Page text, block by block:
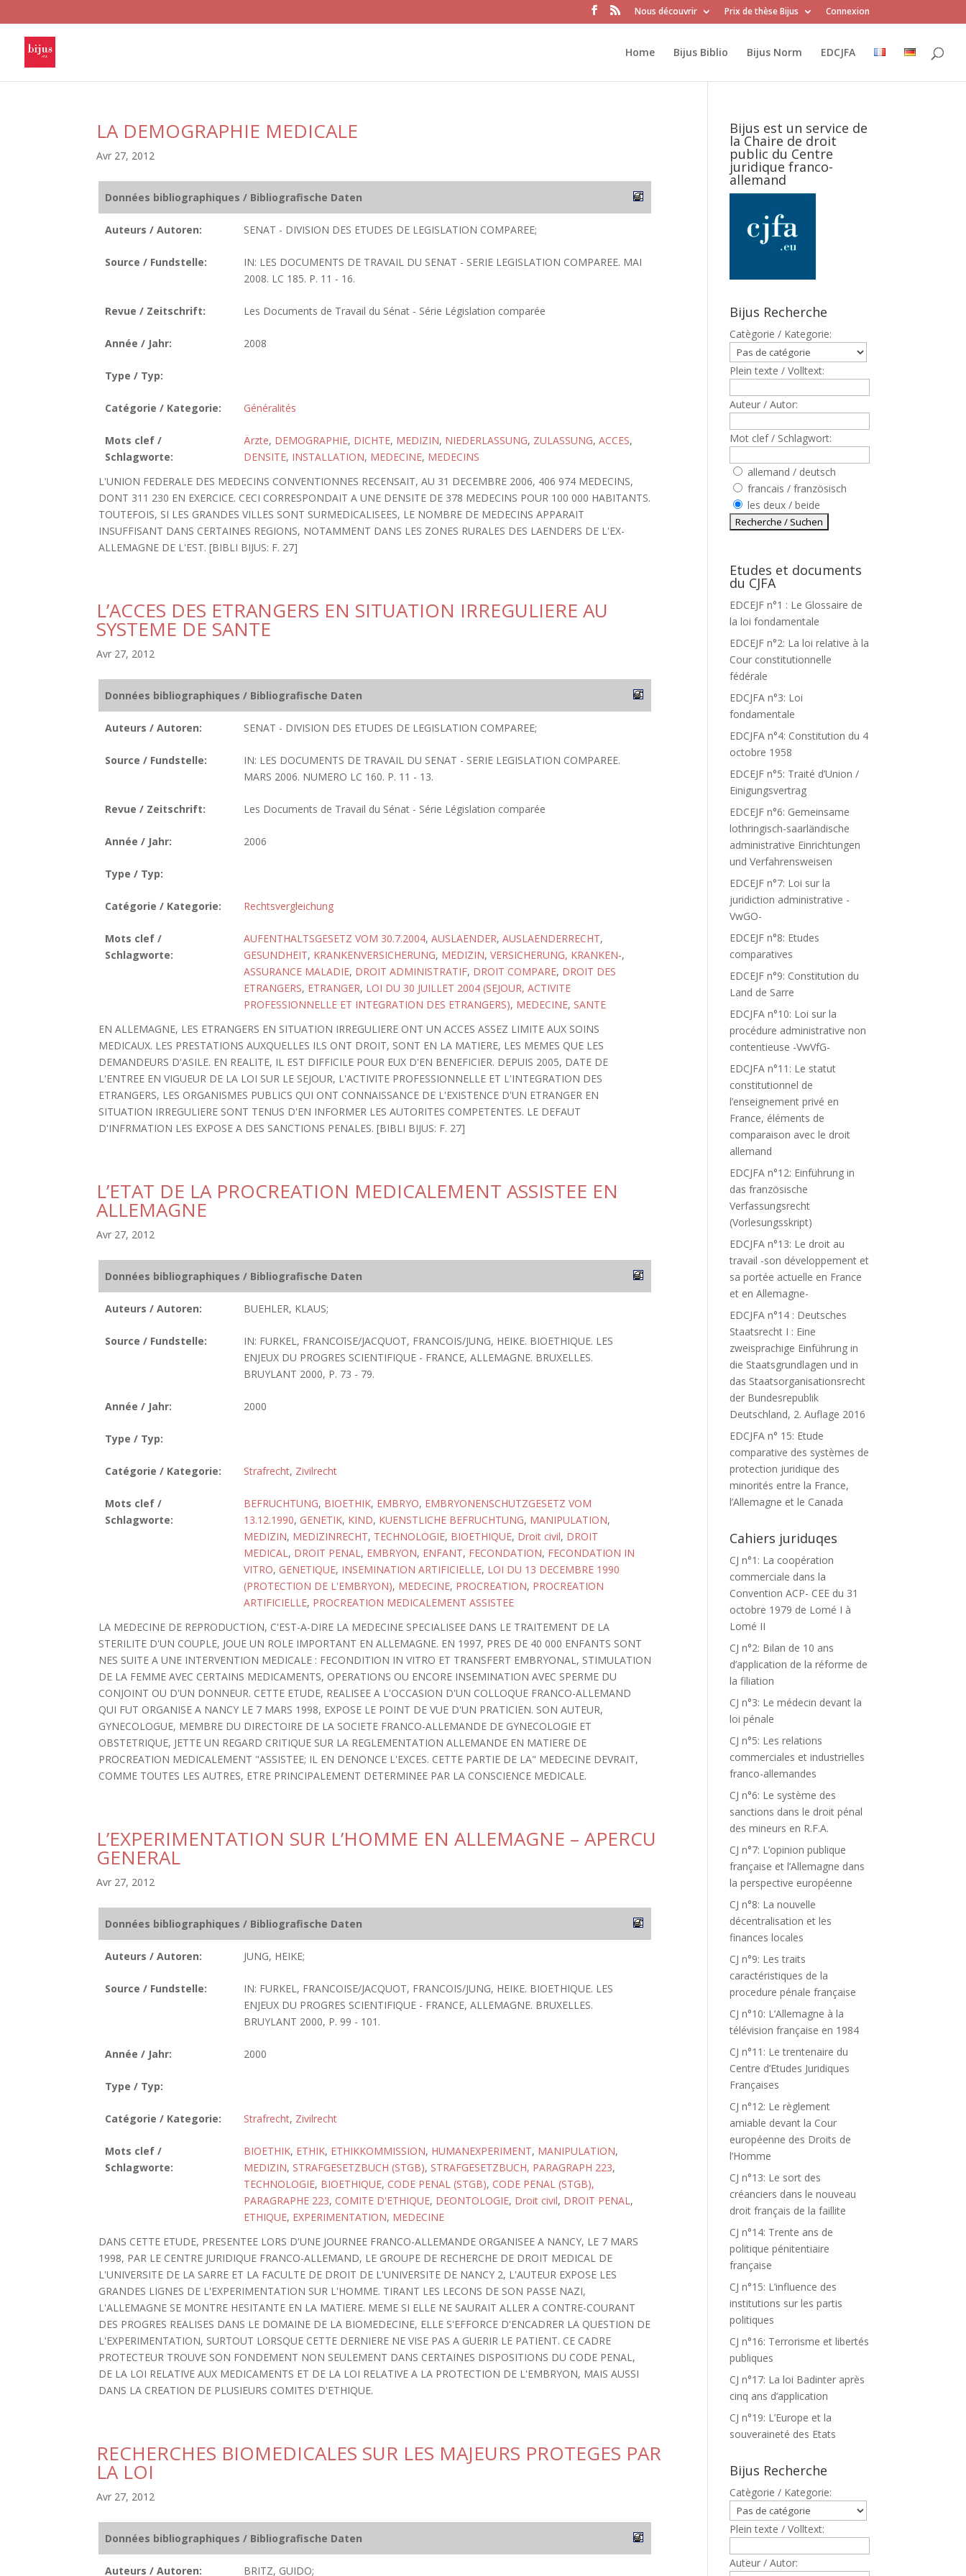
Nous découvrir Prix de thèse Bijus Connexion
Home Bijus Biblio Bijus Norm EDCJFA
LA DEMOGRAPHIE MEDICALE
Avr 27, 2012
Données bibliographiques / Bibliografische Daten
Auteurs / Autoren: SENAT - DIVISION DES ETUDES DE LEGISLATION COMPAREE;
Source / Fundstelle:
IN: LES DOCUMENTS DE TRAVAIL DU SENAT - SERIE LEGISLATION COMPAREE. MAI
2008. LC 185. P. 11 - 16.
Revue / Zeitschrift: Les Documents de Travail du Sénat - Série Législation comparée
Année / Jahr: 2008
Type / Typ:
Catégorie / Kategorie: Généralités
Mots clef /
Schlagworte:
Ärzte, DEMOGRAPHIE, DICHTE, MEDIZIN, NIEDERLASSUNG, ZULASSUNG, ACCES,
DENSITE, INSTALLATION, MEDECINE, MEDECINS
L'UNION FEDERALE DES MEDECINS CONVENTIONNES RECENSAIT, AU 31 DECEMBRE 2006, 406 974 MEDECINS,
DONT 311 230 EN EXERCICE. CECI CORRESPONDAIT A UNE DENSITE DE 378 MEDECINS POUR 100 000 HABITANTS.
TOUTEFOIS, SI LES GRANDES VILLES SONT SURMEDICALISEES, LE NOMBRE DE MEDECINS APPARAIT
INSUFFISANT DANS CERTAINES REGIONS, NOTAMMENT DANS LES ZONES RURALES DES LAENDERS DE L'EX-
ALLEMAGNE DE L'EST. [BIBLI BIJUS: F. 27]
L’ACCES DES ETRANGERS EN SITUATION IRREGULIERE AU
SYSTEME DE SANTE
Avr 27, 2012
Données bibliographiques / Bibliografische Daten
Auteurs / Autoren: SENAT - DIVISION DES ETUDES DE LEGISLATION COMPAREE;
Source / Fundstelle:
IN: LES DOCUMENTS DE TRAVAIL DU SENAT - SERIE LEGISLATION COMPAREE.
MARS 2006. NUMERO LC 160. P. 11 - 13.
Revue / Zeitschrift: Les Documents de Travail du Sénat - Série Législation comparée
Année / Jahr: 2006
Type / Typ:
Catégorie / Kategorie: Rechtsvergleichung
Mots clef /
Schlagworte:
AUFENTHALTSGESETZ VOM 30.7.2004, AUSLAENDER, AUSLAENDERRECHT,
GESUNDHEIT, KRANKENVERSICHERUNG, MEDIZIN, VERSICHERUNG, KRANKEN-,
ASSURANCE MALADIE, DROIT ADMINISTRATIF, DROIT COMPARE, DROIT DES
ETRANGERS, ETRANGER, LOI DU 30 JUILLET 2004 (SEJOUR, ACTIVITE
PROFESSIONNELLE ET INTEGRATION DES ETRANGERS), MEDECINE, SANTE
EN ALLEMAGNE, LES ETRANGERS EN SITUATION IRREGULIERE ONT UN ACCES ASSEZ LIMITE AUX SOINS
MEDICAUX. LES PRESTATIONS AUXQUELLES ILS ONT DROIT, SONT EN LA MATIERE, LES MEMES QUE LES
DEMANDEURS D'ASILE. EN REALITE, IL EST DIFFICILE POUR EUX D'EN BENEFICIER. DEPUIS 2005, DATE DE
L'ENTREE EN VIGUEUR DE LA LOI SUR LE SEJOUR, L'ACTIVITE PROFESSIONNELLE ET L'INTEGRATION DES
ETRANGERS, LES ORGANISMES PUBLICS QUI ONT CONNAISSANCE DE L'EXISTENCE D'UN ETRANGER EN
SITUATION IRREGULIERE SONT TENUS D'EN INFORMER LES AUTORITES COMPETENTES. LE DEFAUT
D'INFRMATION LES EXPOSE A DES SANCTIONS PENALES. [BIBLI BIJUS: F. 27]
L’ETAT DE LA PROCREATION MEDICALEMENT ASSISTEE EN
ALLEMAGNE
Avr 27, 2012
Données bibliographiques / Bibliografische Daten
Auteurs / Autoren: BUEHLER, KLAUS;
Source / Fundstelle:
IN: FURKEL, FRANCOISE/JACQUOT, FRANCOIS/JUNG, HEIKE. BIOETHIQUE. LES
ENJEUX DU PROGRES SCIENTIFIQUE - FRANCE, ALLEMAGNE. BRUXELLES.
BRUYLANT 2000, P. 73 - 79.
Année / Jahr: 2000
Type / Typ:
Catégorie / Kategorie: Strafrecht, Zivilrecht
Mots clef /
Schlagworte:
BEFRUCHTUNG, BIOETHIK, EMBRYO, EMBRYONENSCHUTZGESETZ VOM
13.12.1990, GENETIK, KIND, KUENSTLICHE BEFRUCHTUNG, MANIPULATION,
MEDIZIN, MEDIZINRECHT, TECHNOLOGIE, BIOETHIQUE, Droit civil, DROIT
MEDICAL, DROIT PENAL, EMBRYON, ENFANT, FECONDATION, FECONDATION IN
VITRO, GENETIQUE, INSEMINATION ARTIFICIELLE, LOI DU 13 DECEMBRE 1990
(PROTECTION DE L'EMBRYON), MEDECINE, PROCREATION, PROCREATION
ARTIFICIELLE, PROCREATION MEDICALEMENT ASSISTEE
LA MEDECINE DE REPRODUCTION, C'EST-A-DIRE LA MEDECINE SPECIALISEE DANS LE TRAITEMENT DE LA
STERILITE D'UN COUPLE, JOUE UN ROLE IMPORTANT EN ALLEMAGNE. EN 1997, PRES DE 40 000 ENFANTS SONT
NES SUITE A UNE INTERVENTION MEDICALE : FECONDITION IN VITRO ET TRANSFERT EMBRYONAL, STIMULATION
DE LA FEMME AVEC CERTAINS MEDICAMENTS, OPERATIONS OU ENCORE INSEMINATION AVEC SPERME DU
CONJOINT OU D'UN DONNEUR. CETTE ETUDE, REALISEE A L'OCCASION D'UN COLLOQUE FRANCO-ALLEMAND
QUI FUT ORGANISE A NANCY LE 7 MARS 1998, EXPOSE LE POINT DE VUE D'UN PRATICIEN. SON AUTEUR,
GYNECOLOGUE, MEMBRE DU DIRECTOIRE DE LA SOCIETE FRANCO-ALLEMANDE DE GYNECOLOGIE ET
OBSTETRIQUE, JETTE UN REGARD CRITIQUE SUR LA REGLEMENTATION ALLEMANDE EN MATIERE DE
PROCREATION MEDICALEMENT "ASSISTEE; IL EN DENONCE L'EXCES. CETTE PARTIE DE LA" MEDECINE DEVRAIT,
COMME TOUTES LES AUTRES, ETRE PRINCIPALEMENT DETERMINEE PAR LA CONSCIENCE MEDICALE.
L’EXPERIMENTATION SUR L’HOMME EN ALLEMAGNE – APERCU
GENERAL
Avr 27, 2012
Données bibliographiques / Bibliografische Daten
Auteurs / Autoren: JUNG, HEIKE;
Source / Fundstelle:
IN: FURKEL, FRANCOISE/JACQUOT, FRANCOIS/JUNG, HEIKE. BIOETHIQUE. LES
ENJEUX DU PROGRES SCIENTIFIQUE - FRANCE, ALLEMAGNE. BRUXELLES.
BRUYLANT 2000, P. 99 - 101.
Année / Jahr: 2000
Type / Typ:
Catégorie / Kategorie: Strafrecht, Zivilrecht
Mots clef /
Schlagworte:
BIOETHIK, ETHIK, ETHIKKOMMISSION, HUMANEXPERIMENT, MANIPULATION,
MEDIZIN, STRAFGESETZBUCH (STGB), STRAFGESETZBUCH, PARAGRAPH 223,
TECHNOLOGIE, BIOETHIQUE, CODE PENAL (STGB), CODE PENAL (STGB),
PARAGRAPHE 223, COMITE D'ETHIQUE, DEONTOLOGIE, Droit civil, DROIT PENAL,
ETHIQUE, EXPERIMENTATION, MEDECINE
DANS CETTE ETUDE, PRESENTEE LORS D'UNE JOURNEE FRANCO-ALLEMANDE ORGANISEE A NANCY, LE 7 MARS
1998, PAR LE CENTRE JURIDIQUE FRANCO-ALLEMAND, LE GROUPE DE RECHERCHE DE DROIT MEDICAL DE
L'UNIVERSITE DE LA SARRE ET LA FACULTE DE DROIT DE L'UNIVERSITE DE NANCY 2, L'AUTEUR EXPOSE LES
GRANDES LIGNES DE L'EXPERIMENTATION SUR L'HOMME. TIRANT LES LECONS DE SON PASSE NAZI,
L'ALLEMAGNE SE MONTRE HESITANTE EN LA MATIERE. MEME SI ELLE NE SAURAIT ALLER A CONTRE-COURANT
DES PROGRES REALISES DANS LE DOMAINE DE LA BIOMEDECINE, ELLE S'EFFORCE D'ENCADRER LA QUESTION DE
L'EXPERIMENTATION, SURTOUT LORSQUE CETTE DERNIERE NE VISE PAS A GUERIR LE PATIENT. CE CADRE
PROTECTEUR TROUVE SON FONDEMENT NON SEULEMENT DANS CERTAINES DISPOSITIONS DU CODE PENAL,
DE LA LOI RELATIVE AUX MEDICAMENTS ET DE LA LOI RELATIVE A LA PROTECTION DE L'EMBRYON, MAIS AUSSI
DANS LA CREATION DE PLUSIEURS COMITES D'ETHIQUE.
RECHERCHES BIOMEDICALES SUR LES MAJEURS PROTEGES PAR
LA LOI
Avr 27, 2012
Données bibliographiques / Bibliografische Daten
Auteurs / Autoren: BRITZ, GUIDO;
Bijus est un service de
la Chaire de droit
public du Centre
juridique franco-
allemand
Bijus Recherche
Catègorie / Kategorie:
Plein texte / Volltext:
Auteur / Autor:
Mot clef / Schlagwort:
allemand / deutsch
francais / französisch
les deux / beide
Etudes et documents
du CJFA
EDCEJF n°1 : Le Glossaire de
la loi fondamentale
EDCEJF n°2: La loi relative à la
Cour constitutionnelle
fédérale
EDCJFA n°3: Loi
fondamentale
EDCJFA n°4: Constitution du 4
octobre 1958
EDCEJF n°5: Traité d’Union /
Einigungsvertrag
EDCEJF n°6: Gemeinsame
lothringisch-saarländische
administrative Einrichtungen
und Verfahrensweisen
EDCEJF n°7: Loi sur la
juridiction administrative -
VwGO-
EDCEJF n°8: Etudes
comparatives
EDCEJF n°9: Constitution du
Land de Sarre
EDCJFA n°10: Loi sur la
procédure administrative non
contentieuse -VwVfG-
EDCJFA n°11: Le statut
constitutionnel de
l’enseignement privé en
France, éléments de
comparaison avec le droit
allemand
EDCJFA n°12: Einführung in
das französische
Verfassungsrecht
(Vorlesungsskript)
EDCJFA n°13: Le droit au
travail -son développement et
sa portée actuelle en France
et en Allemagne-
EDCJFA n°14 : Deutsches
Staatsrecht I : Eine
zweisprachige Einführung in
die Staatsgrundlagen und in
das Staatsorganisationsrecht
der Bundesrepublik
Deutschland, 2. Auflage 2016
EDCJFA n° 15: Etude
comparative des systèmes de
protection juridique des
minorités entre la France,
l’Allemagne et le Canada
Cahiers juriduqes
CJ n°1: La coopération
commerciale dans la
Convention ACP- CEE du 31
octobre 1979 de Lomé I à
Lomé II
CJ n°2: Bilan de 10 ans
d’application de la réforme de
la filiation
CJ n°3: Le médecin devant la
loi pénale
CJ n°5: Les relations
commerciales et industrielles
franco-allemandes
CJ n°6: Le système des
sanctions dans le droit pénal
des mineurs en R.F.A.
CJ n°7: L’opinion publique
française et l’Allemagne dans
la perspective européenne
CJ n°8: La nouvelle
décentralisation et les
finances locales
CJ n°9: Les traits
caractéristiques de la
procedure pénale française
CJ n°10: L’Allemagne à la
télévision française en 1984
CJ n°11: Le trentenaire du
Centre d’Etudes Juridiques
Françaises
CJ n°12: Le règlement
amiable devant la Cour
européenne des Droits de
l’Homme
CJ n°13: Le sort des
créanciers dans le nouveau
droit français de la faillite
CJ n°14: Trente ans de
politique pénitentiaire
française
CJ n°15: L’influence des
institutions sur les partis
politiques
CJ n°16: Terrorisme et libertés
publiques
CJ n°17: La loi Badinter après
cinq ans d’application
CJ n°19: L’Europe et la
souveraineté des Etats
Bijus Recherche
Catègorie / Kategorie:
Plein texte / Volltext:
Auteur / Autor: